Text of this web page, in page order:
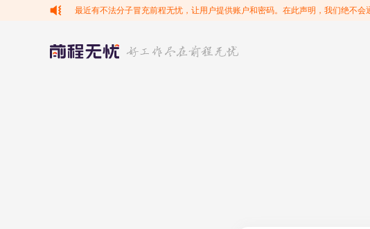
最近有不法分子冒充前程无忧，让用户提供账户和密码。在此声明，我们绝不